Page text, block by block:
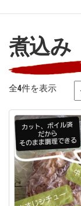
煮込み
全4件を表示